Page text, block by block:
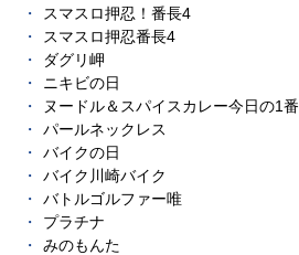
スマスロ押忍！番長4
スマスロ押忍番長4
ダグリ岬
ニキビの日
ヌードル＆スパイスカレー今日の1番
パールネックレス
バイクの日
バイク川崎バイク
バトルゴルファー唯
プラチナ
みのもんた